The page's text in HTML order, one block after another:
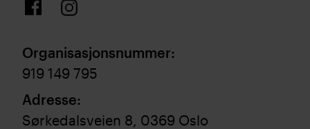
Organisasjonsnummer:
919 149 795
Adresse:
Sørkedalsveien 8, 0369 Oslo